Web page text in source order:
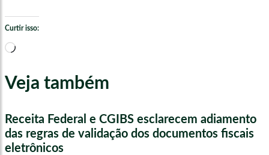
Curtir isso:
Carregando...
Veja também
Receita Federal e CGIBS esclarecem adiamento
das regras de validação dos documentos fiscais
eletrônicos